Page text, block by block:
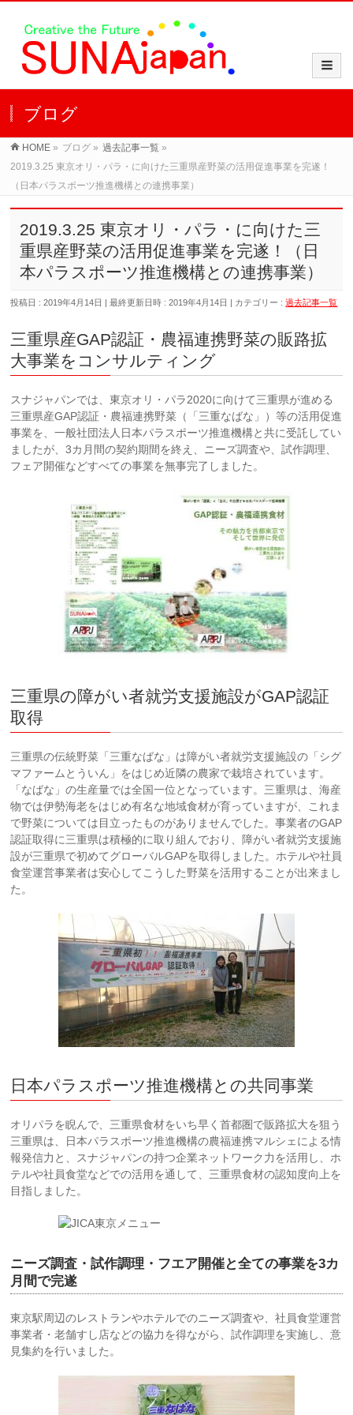
ブログ
HOME » ブログ » 過去記事一覧 »
2019.3.25 東京オリ・パラ・に向けた三重県産野菜の活用促進事業を完遂！
（日本パラスポーツ推進機構との連携事業）
2019.3.25 東京オリ・パラ・に向けた三
重県産野菜の活用促進事業を完遂！（日
本パラスポーツ推進機構との連携事業）
投稿日 : 2019年4月14日 最終更新日時 : 2019年4月14日 カテゴリー :過去記事一覧
三重県産GAP認証・農福連携野菜の販路拡
大事業をコンサルティング
スナジャパンでは、東京オリ・パラ2020に向けて三重県が進める
三重県産GAP認証・農福連携野菜（「三重なばな」）等の活用促進
事業を、一般社団法人日本パラスポーツ推進機構と共に受託してい
ましたが、3カ月間の契約期間を終え、ニーズ調査や、試作調理、
フェア開催などすべての事業を無事完了しました。
三重県の障がい者就労支援施設がGAP認証
取得
三重県の伝統野菜「三重なばな」は障がい者就労支援施設の「シグ
マファームとういん」をはじめ近隣の農家で栽培されています。
「なばな」の生産量では全国一位となっています。三重県は、海産
物では伊勢海老をはじめ有名な地域食材が育っていますが、これま
で野菜については目立ったものがありませんでした。事業者のGAP
認証取得に三重県は積極的に取り組んでおり、障がい者就労支援施
設が三重県で初めてグローバルGAPを取得しました。ホテルや社員
食堂運営事業者は安心してこうした野菜を活用することが出来まし
た。
日本パラスポーツ推進機構との共同事業
オリパラを睨んで、三重県食材をいち早く首都圏で販路拡大を狙う
三重県は、日本パラスポーツ推進機構の農福連携マルシェによる情
報発信力と、スナジャパンの持つ企業ネットワーク力を活用し、ホ
テルや社員食堂などでの活用を通して、三重県食材の認知度向上を
目指しました。
ニーズ調査・試作調理・フエア開催と全ての事業を3カ
月間で完遂
東京駅周辺のレストランやホテルでのニーズ調査や、社員食堂運営
事業者・老舗すし店などの協力を得ながら、試作調理を実施し、意
見集約を行いました。